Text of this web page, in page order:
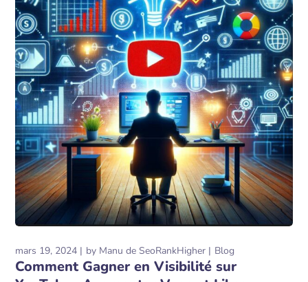
mars 19, 2024 by Manu de SeoRankHigher Blog
Comment Gagner en Visibilité sur